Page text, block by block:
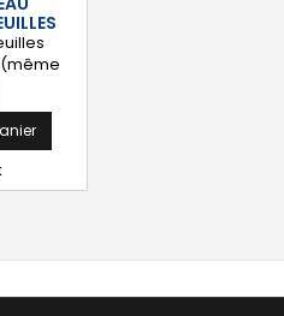
- 600 -
X